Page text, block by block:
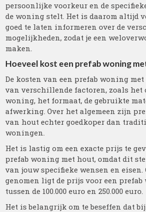
persoonlijke voorkeur en de
de woning stelt. Het is daarom altijd
goed te laten informeren over de
mogelijkheden, zodat je een
maken.
Hoeveel kost een prefab woning
De kosten van een prefab woning
van verschillende factoren, zoals het
woning, het formaat, de gebruikte
afwerking. Over het algemeen zijn
van hout echter goedkoper dan
woningen.
Het is lastig om een exacte prijs te
prefab woning met hout, omdat dit
van jouw specifieke wensen en eisen.
genomen ligt de prijs voor een
tussen de 100.000 euro en 250.000 euro.
Het is belangrijk om te beseffen dat